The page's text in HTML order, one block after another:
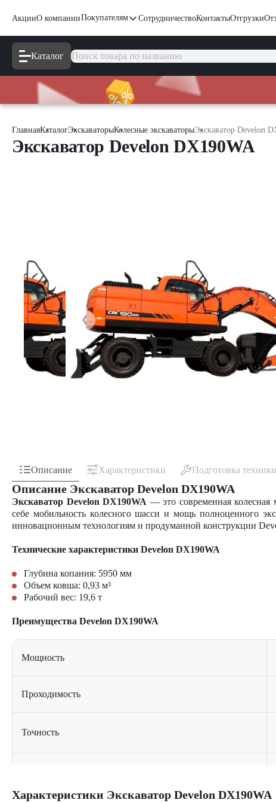
АкцииО компанииПокупателям СотрудничествоКонтактыОтгрузки
Каталог
ГлавнаяКаталогЭкскаваторыКолесные экскаваторыЭкскаватор Develon
Экскаватор Develon DX190WA
Описание Характеристики Подготовка техники
Описание Экскаватор Develon DX190WA
Экскаватор Develon DX190WA — это современная колесная
себе мобильность колесного шасси и мощь полноценного
инновационным технологиям и продуманной конструкции
Технические характеристики Develon DX190WA
Глубина копания: 5950 мм
Объем ковша: 0,93 м³
Рабочий вес: 19,6 т
Преимущества Develon DX190WA
Мощность
Проходимость
Точность
Экскаватор Develon DX190WAоптимален для масштабного
Характеристики Экскаватор Develon DX190WA